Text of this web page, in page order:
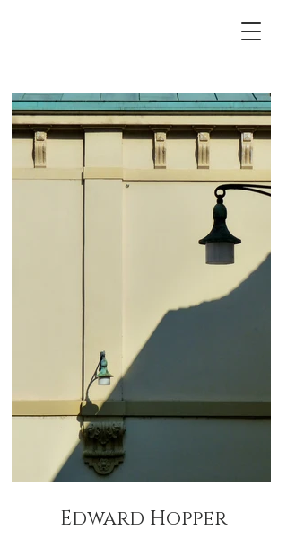
Edward Hopper